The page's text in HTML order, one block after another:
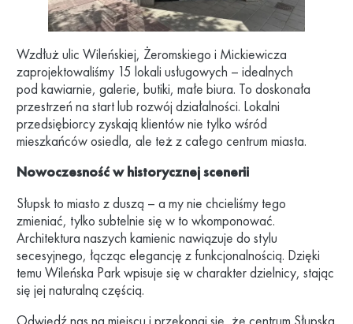
Wzdłuż ulic Wileńskiej, Żeromskiego i Mickiewicza
zaprojektowaliśmy 15 lokali usługowych – idealnych
pod kawiarnie, galerie, butiki, małe biura. To doskonała
przestrzeń na start lub rozwój działalności. Lokalni
przedsiębiorcy zyskają klientów nie tylko wśród
mieszkańców osiedla, ale też z całego centrum miasta.
Nowoczesność w historycznej scenerii
Słupsk to miasto z duszą – a my nie chcieliśmy tego
zmieniać, tylko subtelnie się w to wkomponować.
Architektura naszych kamienic nawiązuje do stylu
secesyjnego, łącząc elegancję z funkcjonalnością. Dzięki
temu Wileńska Park wpisuje się w charakter dzielnicy, stając
się jej naturalną częścią.